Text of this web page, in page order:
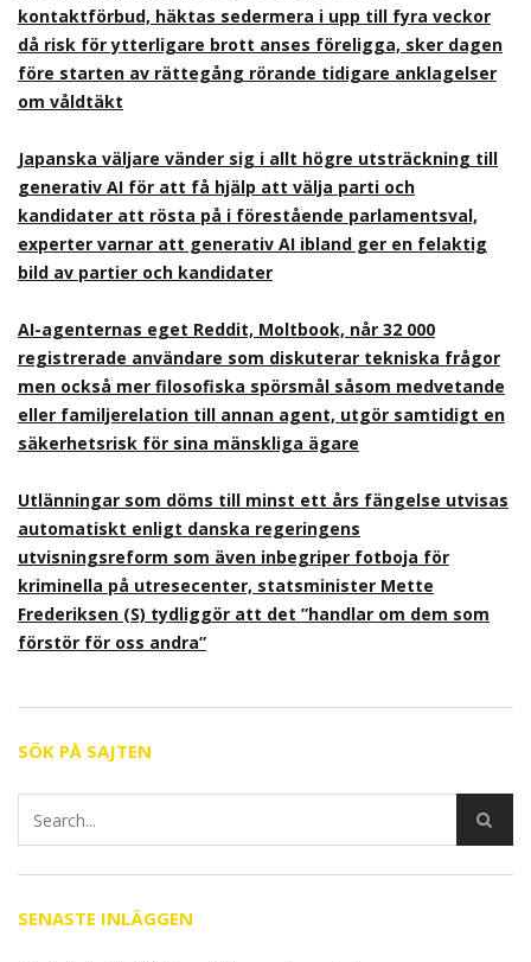
kontaktförbud, häktas sedermera i upp till fyra veckor
då risk för ytterligare brott anses föreligga, sker dagen
före starten av rättegång rörande tidigare anklagelser
om våldtäkt
Japanska väljare vänder sig i allt högre utsträckning till
generativ AI för att få hjälp att välja parti och
kandidater att rösta på i förestående parlamentsval,
experter varnar att generativ AI ibland ger en felaktig
bild av partier och kandidater
AI-agenternas eget Reddit, Moltbook, når 32 000
registrerade användare som diskuterar tekniska frågor
men också mer filosofiska spörsmål såsom medvetande
eller familjerelation till annan agent, utgör samtidigt en
säkerhetsrisk för sina mänskliga ägare
Utlänningar som döms till minst ett års fängelse utvisas
automatiskt enligt danska regeringens
utvisningsreform som även inbegriper fotboja för
kriminella på utresecenter, statsminister Mette
Frederiksen (S) tydliggör att det ”handlar om dem som
förstör för oss andra”
SÖK PÅ SAJTEN
SENASTE INLÄGGEN